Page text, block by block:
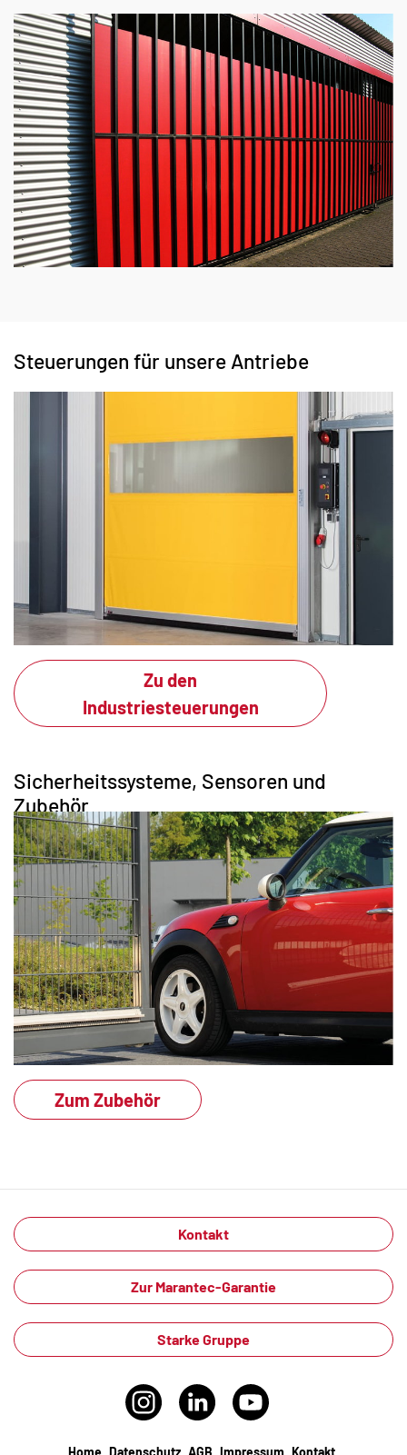
Steuerungen für unsere Antriebe
Zu den
Industriesteuerungen
Sicherheitssysteme, Sensoren und
Zubehör
Zum Zubehör
Kontakt
Zur Marantec-Garantie
Starke Gruppe
Home Datenschutz AGB Impressum Kontakt